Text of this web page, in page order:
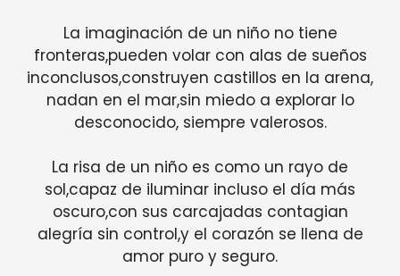
La imaginación de un niño no tiene
fronteras,pueden volar con alas de sueños
inconclusos,construyen castillos en la arena,
nadan en el mar,sin miedo a explorar lo
desconocido, siempre valerosos.
La risa de un niño es como un rayo de
sol,capaz de iluminar incluso el día más
oscuro,con sus carcajadas contagian
alegría sin control,y el corazón se llena de
amor puro y seguro.